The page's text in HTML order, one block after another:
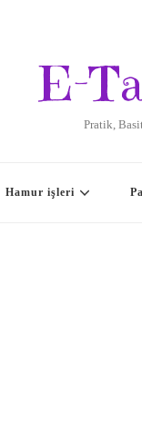
E-
Pratik,
Hamur işleri